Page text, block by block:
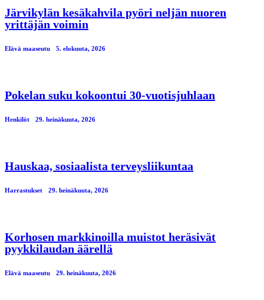
Järvikylän kesäkahvila pyöri neljän nuoren
yrittäjän voimin
Elävä maaseutu 5. elokuuta, 2026
Pokelan suku kokoontui 30-vuotisjuhlaan
Henkilöt 29. heinäkuuta, 2026
Hauskaa, sosiaalista terveysliikuntaa
Harrastukset 29. heinäkuuta, 2026
Korhosen markkinoilla muistot heräsivät
pyykkilaudan äärellä
Elävä maaseutu 29. heinäkuuta, 2026